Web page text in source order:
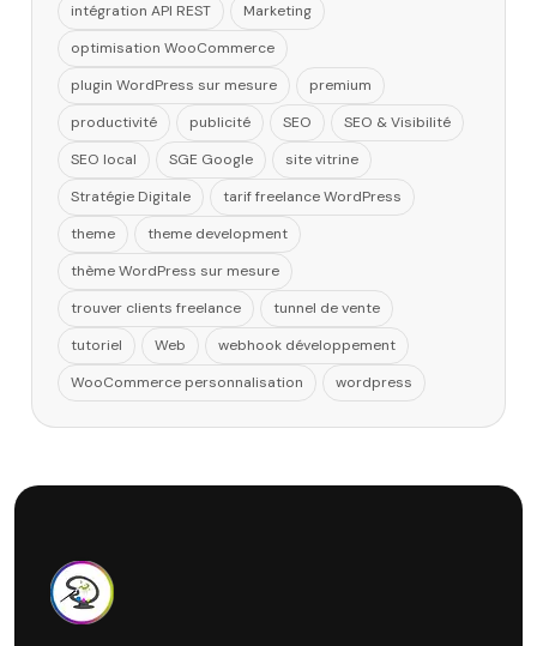
intégration API REST
Marketing
optimisation WooCommerce
plugin WordPress sur mesure
premium
productivité
publicité SEO
SEO & Visibilité
SEO local
SGE Google
site vitrine
Stratégie Digitale
tarif freelance WordPress
theme
theme development
thème WordPress sur mesure
trouver clients freelance
tunnel de vente
tutoriel
Web
webhook développement
WooCommerce personnalisation
wordpress